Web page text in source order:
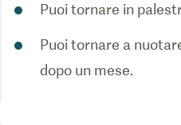
Puoi tornare in
Puoi tornare a
dopo un mese.